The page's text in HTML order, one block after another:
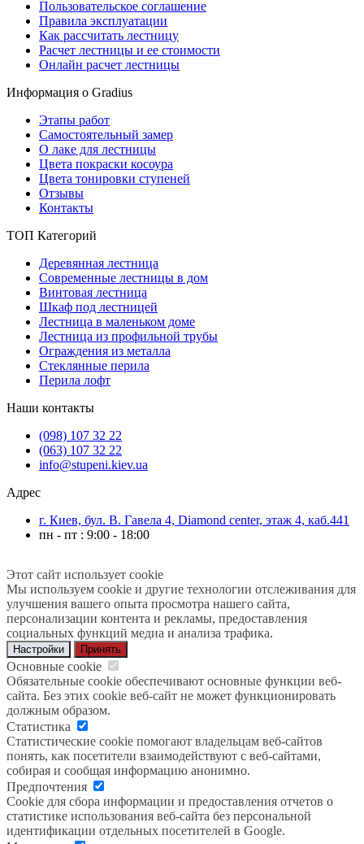
Пользовательское соглашение
Правила эксплуатации
Как рассчитать лестницу
Расчет лестницы и ее стоимости
Онлайн расчет лестницы
Информация о Gradius
Этапы работ
Самостоятельный замер
О лаке для лестницы
Цвета покраски косоура
Цвета тонировки ступеней
Отзывы
Контакты
ТОП Категорий
Деревянная лестница
Современные лестницы в дом
Винтовая лестница
Шкаф под лестницей
Лестница в маленьком доме
Лестница из профильной трубы
Ограждения из металла
Стеклянные перила
Перила лофт
Наши контакты
(098) 107 32 22
(063) 107 32 22
info@stupeni.kiev.ua
Адрес
г. Киев, бул. В. Гавела 4, Diamond center, этаж 4, каб.441
пн - пт : 9:00 - 18:00
Этот сайт использует cookie
Мы используем cookie и другие технологии отслеживания для
улучшения вашего опыта просмотра нашего сайта,
персонализации контента и рекламы, предоставления
социальных функций медиа и анализа трафика.
Настройки Принять
Основные cookie
Обязательные cookie обеспечивают основные функции веб-
сайта. Без этих cookie веб-сайт не может функционировать
должным образом.
Статистика
Статистические cookie помогают владельцам веб-сайтов
понять, как посетители взаимодействуют с веб-сайтами,
собирая и сообщая информацию анонимно.
Предпочтения
Cookie для сбора информации и предоставления отчетов о
статистике использования веб-сайта без персональной
идентификации отдельных посетителей в Google.